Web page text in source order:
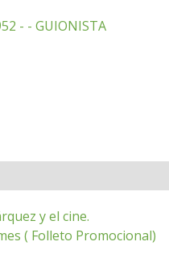
- - GUIONISTA
y el cine.
( Folleto Promocional)